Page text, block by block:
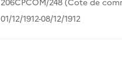
01/12/1912-08/12/1912